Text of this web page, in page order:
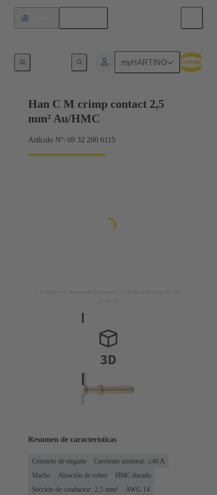
myHARTING
Han C M crimp contact 2,5
mm² Au/HMC
Artículo Nº: 09 32 200 6115
Resumen de características
Contacto de engaste
Corriente nominal: ≤40 A
Macho
Aleación de cobre
HMC dorado
Sección de conductor: 2,5 mm²
AWG 14